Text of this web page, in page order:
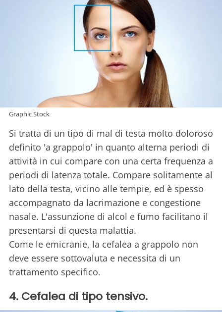
Graphic Stock
Si tratta di un tipo di mal di testa molto doloroso
definito 'a grappolo' in quanto alterna periodi di
attività in cui compare con una certa frequenza a
periodi di latenza totale. Compare solitamente al
lato della testa, vicino alle tempie, ed è spesso
accompagnato da lacrimazione e congestione
nasale. L'assunzione di alcol e fumo facilitano il
presentarsi di questa malattia.
Come le emicranie, la cefalea a grappolo non
deve essere sottovaluta e necessita di un
trattamento specifico.
4. Cefalea di tipo tensivo.